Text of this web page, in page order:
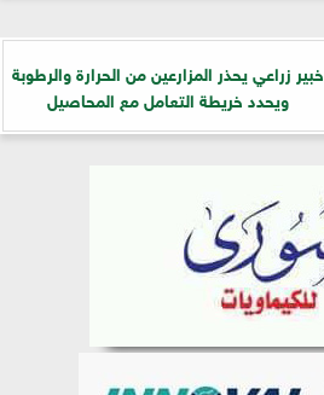
خبير زراعي يحذر المزارعين من الحرارة والرطوبة
ويحدد خريطة التعامل مع المحاصيل